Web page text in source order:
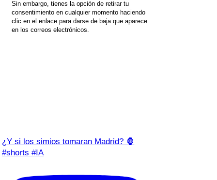
Sin embargo, tienes la opción de retirar tu
consentimiento en cualquier momento haciendo
clic en el enlace para darse de baja que aparece
en los correos electrónicos.
¿Y si los simios tomaran Madrid? 🦍
#shorts #IA